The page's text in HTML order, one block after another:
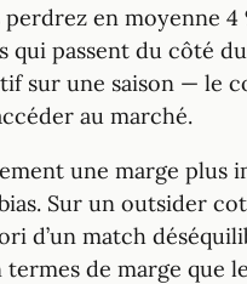
en moyenne 4
qui passent du côté
sur une saison — le
au marché.
une marge plus
Sur un outsider
d’un match
de marge que